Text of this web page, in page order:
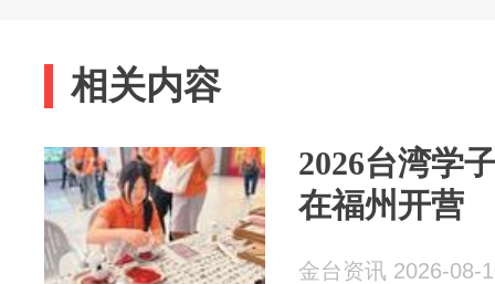
相关内容
2026台湾学
在福州开营
金台资讯 2026-08-